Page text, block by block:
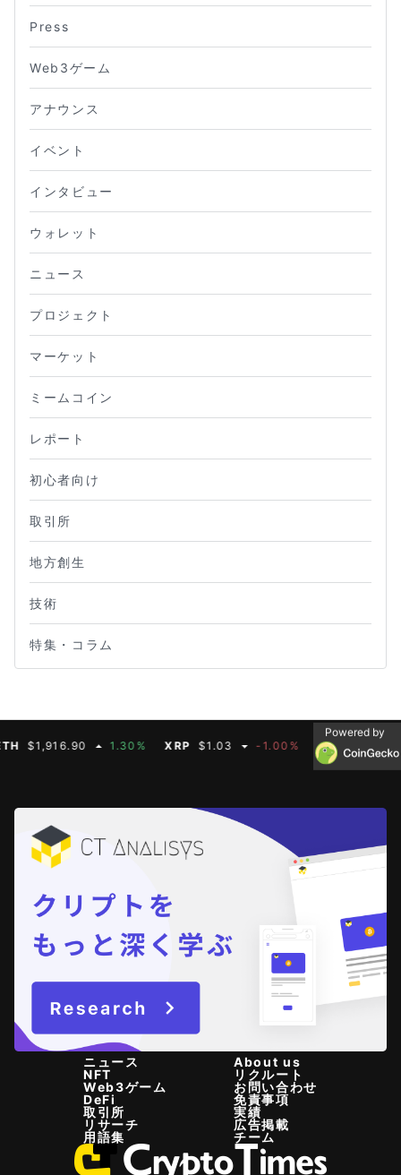
Press
Web3ゲーム
アナウンス
イベント
インタビュー
ウォレット
ニュース
プロジェクト
マーケット
ミームコイン
レポート
初心者向け
取引所
地方創生
技術
特集・コラム
1.30% XRP $1.03 -1.00% BNB $590.75
Powered by
ニュース
NFT
Web3ゲーム
DeFi
取引所
リサーチ
用語集
About us
リクルート
お問い合わせ
免責事項
実績
広告掲載
チーム